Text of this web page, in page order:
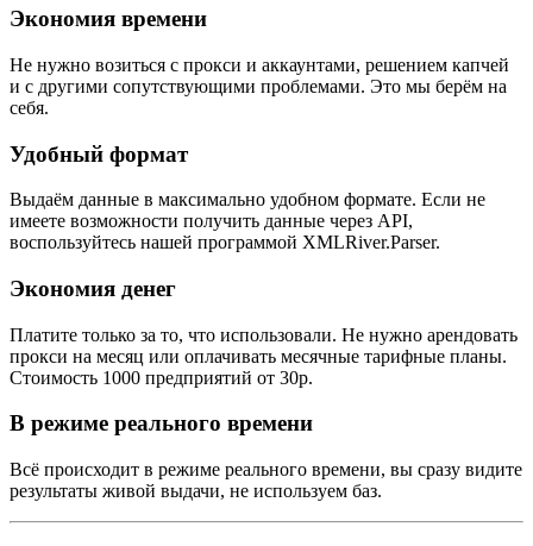
Экономия времени
Не нужно возиться с прокси и аккаунтами, решением капчей
и с другими сопутствующими проблемами. Это мы берём на
себя.
Удобный формат
Выдаём данные в максимально удобном формате. Если не
имеете возможности получить данные через API,
воспользуйтесь нашей программой XMLRiver.Parser.
Экономия денег
Платите только за то, что использовали. Не нужно арендовать
прокси на месяц или оплачивать месячные тарифные планы.
Стоимость 1000 предприятий от 30р.
В режиме реального времени
Всё происходит в режиме реального времени, вы сразу видите
результаты живой выдачи, не используем баз.